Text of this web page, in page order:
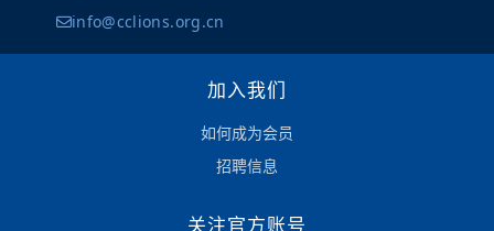
info@cclions.org.cn
加入我们
如何成为会员
招聘信息
关注官方账号